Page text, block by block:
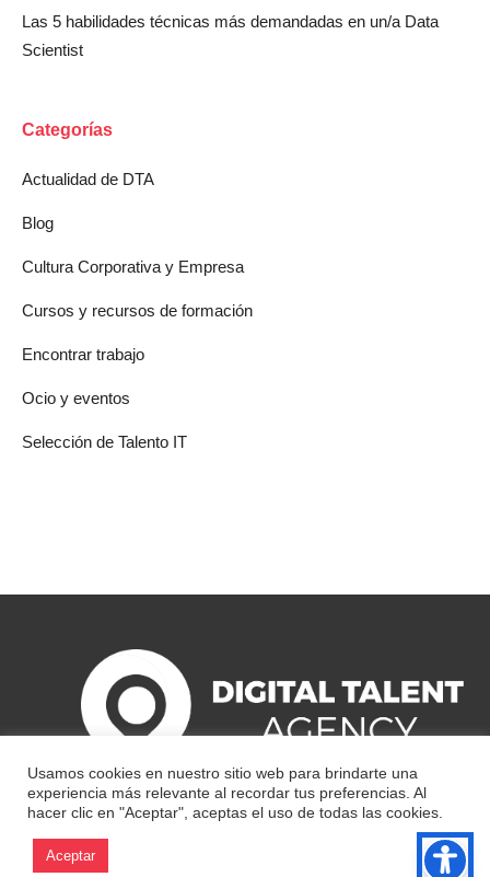
Las 5 habilidades técnicas más demandadas en un/a Data
Scientist
Categorías
Actualidad de DTA
Blog
Cultura Corporativa y Empresa
Cursos y recursos de formación
Encontrar trabajo
Ocio y eventos
Selección de Talento IT
Usamos cookies en nuestro sitio web para brindarte una
experiencia más relevante al recordar tus preferencias. Al
hacer clic en "Aceptar", aceptas el uso de todas las cookies.
Aceptar